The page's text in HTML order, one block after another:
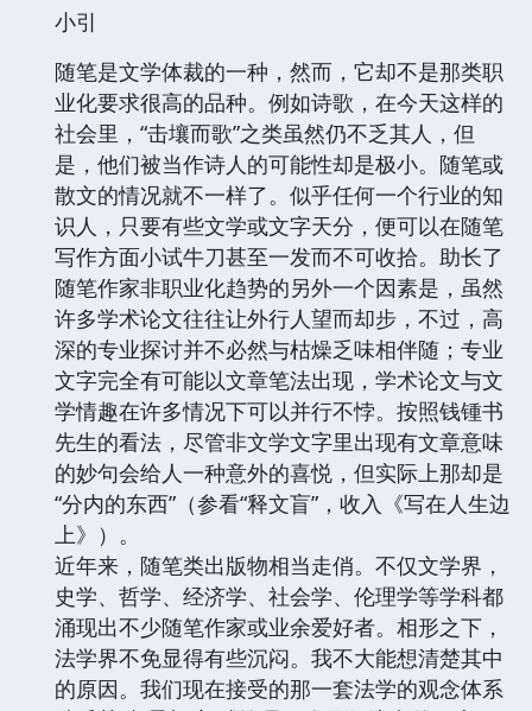
小引
随笔是文学体裁的一种，然而，它却不是那类职
业化要求很高的品种。例如诗歌，在今天这样的
社会里，“击壤而歌”之类虽然仍不乏其人，但
是，他们被当作诗人的可能性却是极小。随笔或
散文的情况就不一样了。似乎任何一个行业的知
识人，只要有些文学或文字天分，便可以在随笔
写作方面小试牛刀甚至一发而不可收拾。助长了
随笔作家非职业化趋势的另外一个因素是，虽然
许多学术论文往往让外行人望而却步，不过，高
深的专业探讨并不必然与枯燥乏味相伴随；专业
文字完全有可能以文章笔法出现，学术论文与文
学情趣在许多情况下可以并行不悖。按照钱锺书
先生的看法，尽管非文学文字里出现有文章意味
的妙句会给人一种意外的喜悦，但实际上那却是
“分内的东西”（参看“释文盲”，收入《写在人生边
上》）。
近年来，随笔类出版物相当走俏。不仅文学界，
史学、哲学、经济学、社会学、伦理学等学科都
涌现出不少随笔作家或业余爱好者。相形之下，
法学界不免显得有些沉闷。我不大能想清楚其中
的原因。我们现在接受的那一套法学的观念体系